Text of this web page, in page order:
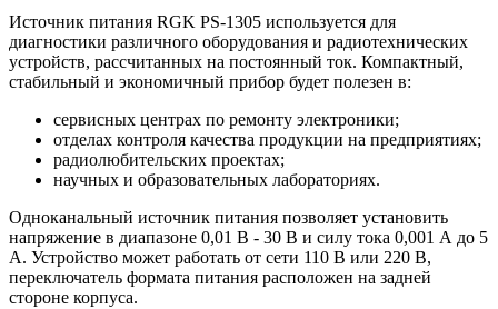
Источник питания RGK PS-1305 используется для
диагностики различного оборудования и радиотехнических
устройств, рассчитанных на постоянный ток. Компактный,
стабильный и экономичный прибор будет полезен в:
сервисных центрах по ремонту электроники;
отделах контроля качества продукции на предприятиях;
радиолюбительских проектах;
научных и образовательных лабораториях.
Одноканальный источник питания позволяет установить
напряжение в диапазоне 0,01 В - 30 В и силу тока 0,001 А до 5
А. Устройство может работать от сети 110 В или 220 В,
переключатель формата питания расположен на задней
стороне корпуса.